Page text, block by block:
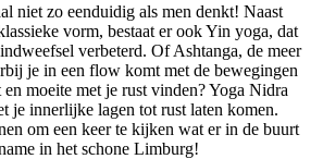
niet zo eenduidig als men denkt! Naast
vorm, bestaat er ook Yin yoga, dat
verbeterd. Of Ashtanga, de meer
je in een flow komt met de bewegingen
moeite met je rust vinden? Yoga Nidra
je innerlijke lagen tot rust laten komen.
om een keer te kijken wat er in de buurt
in het schone Limburg!